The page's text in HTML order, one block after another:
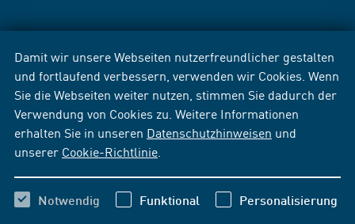
Damit wir unsere Webseiten nutzerfreundlicher gestalten
und fortlaufend verbessern, verwenden wir Cookies. Wenn
Sie die Webseiten weiter nutzen, stimmen Sie dadurch der
Verwendung von Cookies zu. Weitere Informationen
erhalten Sie in unseren Datenschutzhinweisen und
unserer Cookie-Richtlinie
Notwendig Funktional Personalisierung